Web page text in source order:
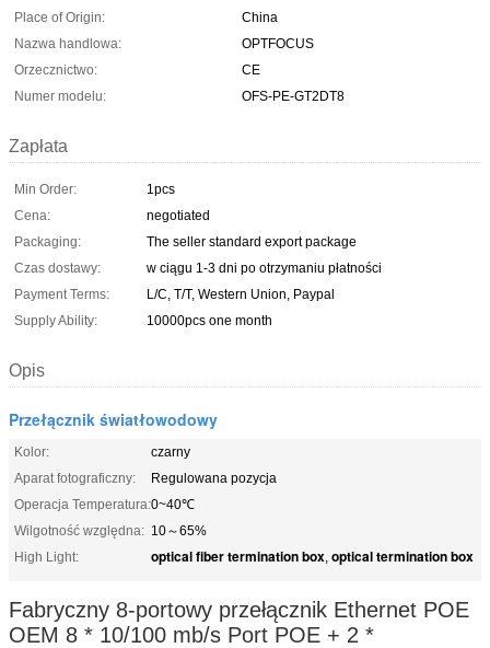
Place of Origin:
China
Nazwa handlowa:
OPTFOCUS
Orzecznictwo:
CE
Numer modelu:
OFS-PE-GT2DT8
Zapłata
Min Order:
1pcs
Cena:
negotiated
Packaging:
The seller standard export package
Czas dostawy:
w ciągu 1-3 dni po otrzymaniu płatności
Payment Terms:
L/C, T/T, Western Union, Paypal
Supply Ability:
10000pcs one month
Opis
Przełącznik światłowodowy
Kolor:
czarny
Aparat fotograficzny:
Regulowana pozycja
Operacja Temperatura:0~40℃
Wilgotność względna: 10～65%
High Light:
optical fiber termination box, optical termination box
Fabryczny 8-portowy przełącznik Ethernet POE
OEM 8 * 10/100 mb/s Port POE + 2 *